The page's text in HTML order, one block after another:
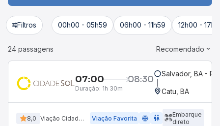
Filtros 00h00 - 05h59 06h00 - 11h59 12h00 -
24 passagens Recomendado
07:00 08:30
Duração: 1h 30m
Salvador, BA -
Catu, BA
8,0 Viação Cidade Sol Viação Favorita ac_unit wc
Embarque
direto